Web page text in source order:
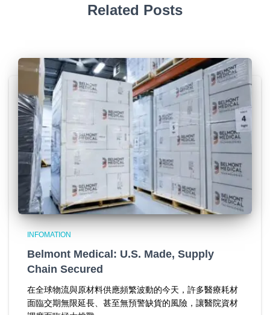
Related Posts
INFOMATION
Belmont Medical: U.S. Made, Supply
Chain Secured
在全球物流與原材料供應頻繁波動的今天，許多醫療耗材
面臨交期無限延長、甚至無預警缺貨的風險，讓醫院資材